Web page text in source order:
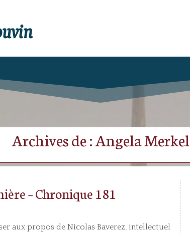
Archives de : Angela Merkel
– Chronique 181
aux propos de Nicolas Baverez, intellectuel